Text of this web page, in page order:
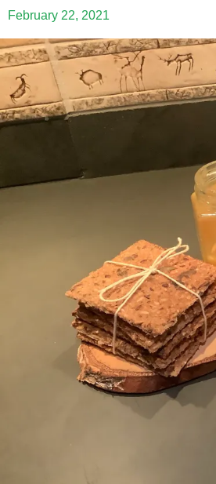
February 22, 2021